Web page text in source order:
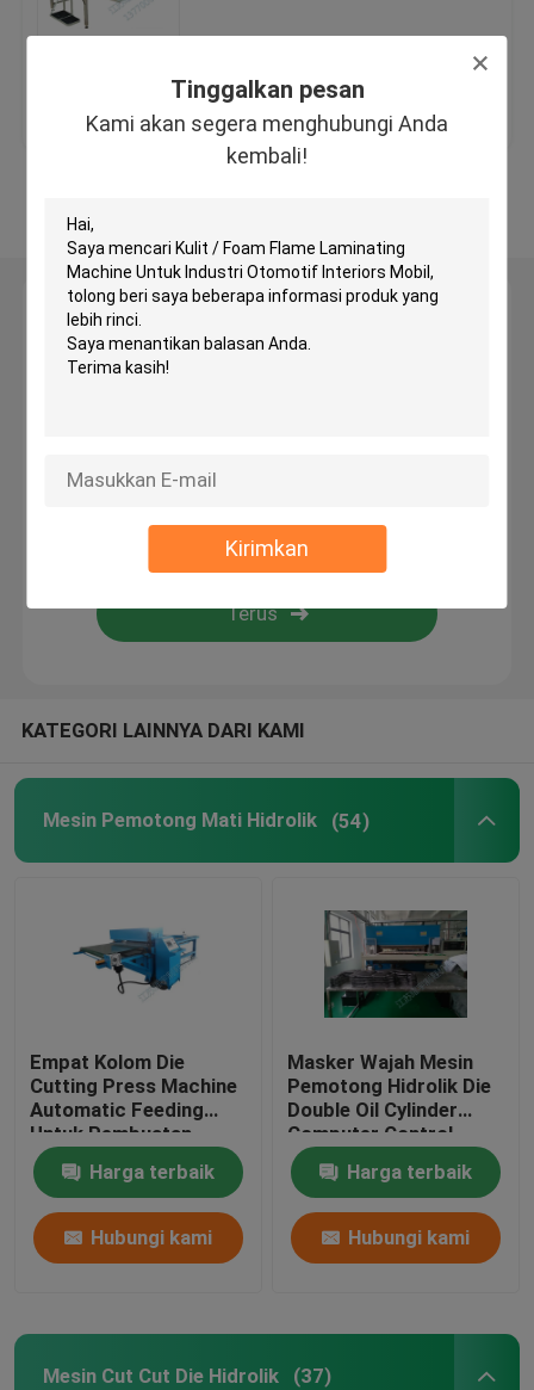
Tinggalkan pesan
Kami akan segera menghubungi Anda
kembali!
Kirimkan
Mesin Roll Slitting
Mesin Cutter Fabric Strip
Mesin Cut Cut Fabric
Mesin Spreading Otomatis
Mesin Pembuat Sarung Tangan
Harga terbaik Hubungi kami
Tinggalkan pesan
Kami akan segera menghubungi Anda kembali!
KATEGORI LAINNYA DARI KAMI
Mesin Pemotong Mati Hidrolik (54)
Empat Kolom Die
Cutting Press Machine
Automatic Feeding
Untuk Pembuatan
Sepatu Olahraga
Harga terbaik
Hubungi kami
Masker Wajah Mesin
Pemotong Hidrolik Die
Double Oil Cylinder
Computer Control
Harga terbaik
Hubungi kami
Mesin Cut Cut Die Hidrolik (37)